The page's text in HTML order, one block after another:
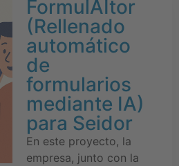
FormulAItor
(Rellenado
automático
de
formularios
mediante IA)
para Seidor
En este proyecto, la
empresa, junto con la